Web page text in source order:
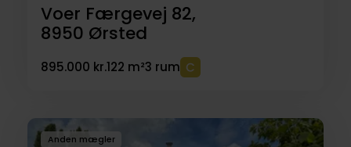
Voer Færgevej 82,
8950 Ørsted
895.000 kr.122 m²3 rum
Anden mægler